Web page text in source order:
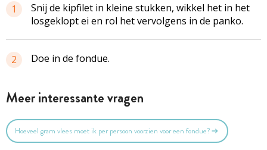
1
Snij de kipfilet in kleine stukken, wikkel het in het
losgeklopt ei en rol het vervolgens in de panko.
2 Doe in de fondue.
Meer interessante vragen
Hoeveel gram vlees moet ik per persoon voorzien voor een fondue?